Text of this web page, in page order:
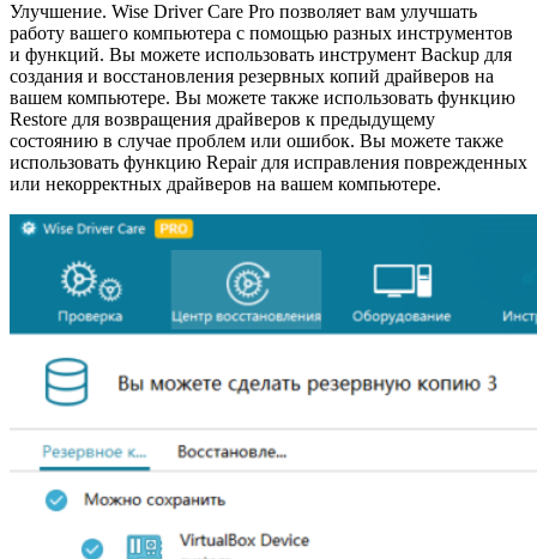
Улучшение. Wise Driver Care Pro позволяет вам улучшать
работу вашего компьютера с помощью разных инструментов
и функций. Вы можете использовать инструмент Backup для
создания и восстановления резервных копий драйверов на
вашем компьютере. Вы можете также использовать функцию
Restore для возвращения драйверов к предыдущему
состоянию в случае проблем или ошибок. Вы можете также
использовать функцию Repair для исправления поврежденных
или некорректных драйверов на вашем компьютере.